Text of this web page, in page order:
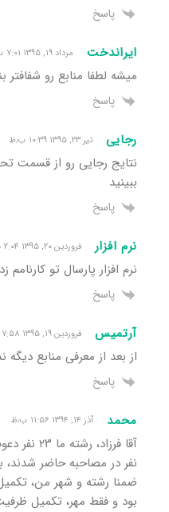
پاسخ
ایراندخت مرداد ۱۹, ۱۳۹۵ ۷:۰۱ ب٫ظ
میشه لطفا منابع رو شفافتر
پاسخ
رجایی تیر ۲۳, ۱۳۹۵ ۱۰:۳۹ ب٫ظ
نتایج رجایی رو از قسمت
ببینید
پاسخ
نرم افزار فروردین ۲۰, ۱۳۹۵ ۲:۰۴ ب٫ظ
نرم افزار پارسال تو کارنامم زده ۲۴۵۷
پاسخ
آرتمیس فروردین ۱۹, ۱۳۹۵ ۷:۵۸ ب٫ظ
از بعد از معرفی منابع
پاسخ
محمد آذر ۱۴, ۱۳۹۴ ۱۱:۵۶ ب٫ظ
نفر در مصاحبه حاضر
ضمنا رشته و شهر من،
بود و فقط مهر، تکمیل